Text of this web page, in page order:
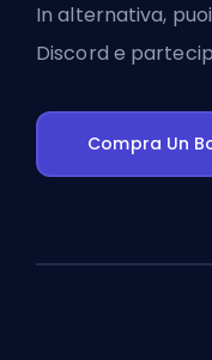
In alternativa,
Discord e
Compra Un